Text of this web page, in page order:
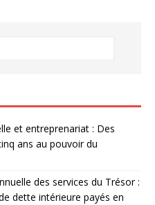
et entreprenariat : Des
ans au pouvoir du
des services du Trésor :
dette intérieure payés en